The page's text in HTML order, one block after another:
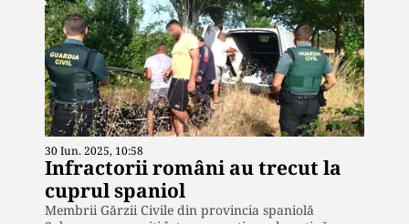
30 Iun. 2025, 10:58
Infractorii români au trecut la
cuprul spaniol
Membrii Gărzii Civile din provincia spaniolă